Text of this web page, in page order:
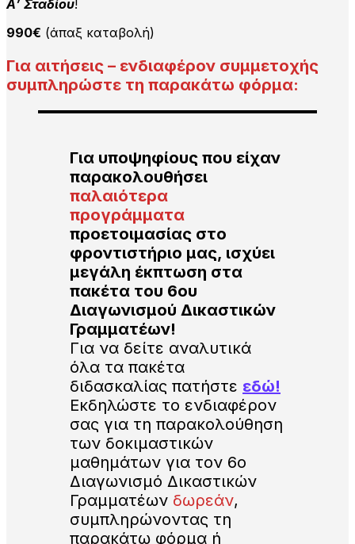
Α’ Σταδίου!
990€ (άπαξ καταβολή)
Για αιτήσεις – ενδιαφέρον συμμετοχής
συμπληρώστε τη παρακάτω φόρμα:
Για υποψηφίους που είχαν
παρακολουθήσει
παλαιότερα
προγράμματα
προετοιμασίας στο
φροντιστήριο μας, ισχύει
μεγάλη έκπτωση στα
πακέτα του 6ου
Διαγωνισμού Δικαστικών
Γραμματέων!
Για να δείτε αναλυτικά
όλα τα πακέτα
διδασκαλίας πατήστε εδώ!
Εκδηλώστε το ενδιαφέρον
σας για τη παρακολούθηση
των δοκιμαστικών
μαθημάτων για τον 6ο
Διαγωνισμό Δικαστικών
Γραμματέων δωρεάν,
συμπληρώνοντας τη
παρακάτω φόρμα ή